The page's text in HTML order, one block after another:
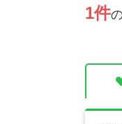
1件